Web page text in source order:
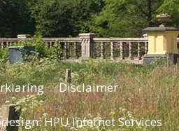
Disclaimer
HPU Internet Services